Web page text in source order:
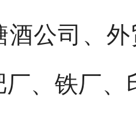
酒公司、
、铁厂